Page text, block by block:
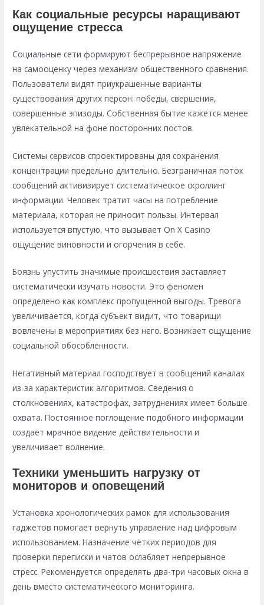
Как социальные ресурсы наращивают
ощущение стресса
Социальные сети формируют беспрерывное напряжение
на самооценку через механизм общественного сравнения.
Пользователи видят приукрашенные варианты
существования других персон: победы, свершения,
совершенные эпизоды. Собственная бытие кажется менее
увлекательной на фоне посторонних постов.
Системы сервисов спроектированы для сохранения
концентрации предельно длительно. Безграничная поток
сообщений активизирует систематическое скроллинг
информации. Человек тратит часы на потребление
материала, которая не приносит пользы. Интервал
используется впустую, что вызывает On X Casino
ощущение виновности и огорчения в себе.
Боязнь упустить значимые происшествия заставляет
систематически изучать новости. Это феномен
определено как комплекс пропущенной выгоды. Тревога
увеличивается, когда субъект видит, что товарищи
вовлечены в мероприятиях без него. Возникает ощущение
социальной обособленности.
Негативный материал господствует в сообщений каналах
из-за характеристик алгоритмов. Сведения о
столкновениях, катастрофах, затруднениях имеет больше
охвата. Постоянное поглощение подобного информации
создаёт мрачное видение действительности и
увеличивает волнение.
Техники уменьшить нагрузку от
мониторов и оповещений
Установка хронологических рамок для использования
гаджетов помогает вернуть управление над цифровым
использованием. Назначение чётких периодов для
проверки переписки и чатов ослабляет непрерывное
стресс. Рекомендуется определять два-три часовых окна в
день вместо систематического мониторинга.